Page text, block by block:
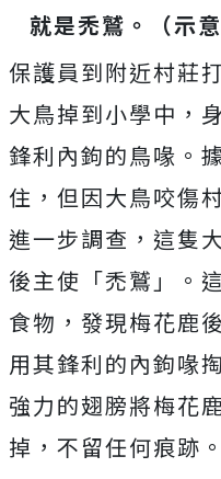
就是禿鷲。（示
保護員到附近村莊
大鳥掉到小學中，
鋒利內鉤的鳥喙。
住，但因大鳥咬傷
進一步調查，這隻
後主使「禿鷲」。
食物，發現梅花鹿
用其鋒利的內鉤喙
強力的翅膀將梅花
掉，不留任何痕跡。